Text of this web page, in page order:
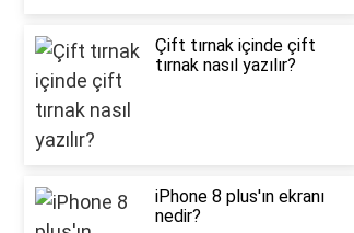
Çift tırnak içinde çift
tırnak nasıl yazılır?
iPhone 8 plus'ın ekranı
nedir?